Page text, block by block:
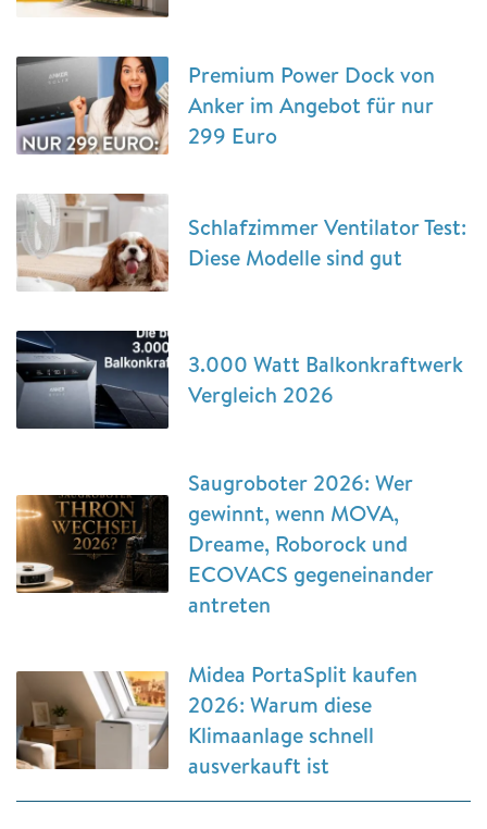
Premium Power Dock von
Anker im Angebot für nur
299 Euro
Schlafzimmer Ventilator Test:
Diese Modelle sind gut
3.000 Watt Balkonkraftwerk
Vergleich 2026
Saugroboter 2026: Wer
gewinnt, wenn MOVA,
Dreame, Roborock und
ECOVACS gegeneinander
antreten
Midea PortaSplit kaufen
2026: Warum diese
Klimaanlage schnell
ausverkauft ist